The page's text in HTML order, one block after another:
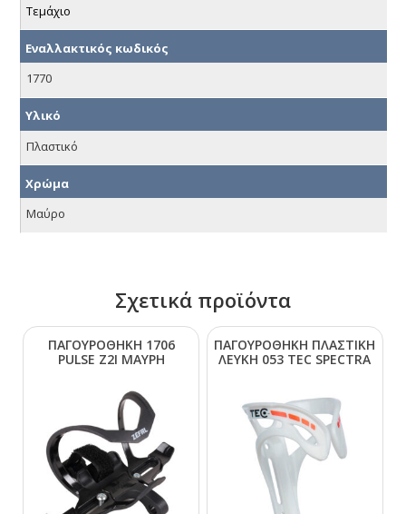
Τεμάχιο
Εναλλακτικός κωδικός
1770
Υλικό
Πλαστικό
Χρώμα
Μαύρο
Σχετικά προϊόντα
ΠΑΓΟΥΡΟΘΗΚΗ 1706
ΡULSΕ Ζ2Ι ΜΑΥΡΗ
ΠΑΓΟΥΡΟΘΗΚΗ ΠΛΑΣΤΙΚΗ
ΛΕΥΚΗ 053 ΤΕC SΡΕCΤRΑ